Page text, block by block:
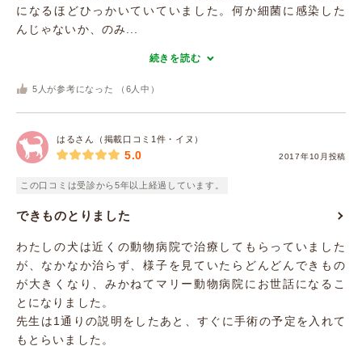
になるほどひっかいていていました。何か細菌に感染した
んじゃないか、のみ...
続きを読む
5 人が参考になった （ 6 人中）
はるさん（掲載口コミ1件・イヌ）
2017年10月投稿
5.0
この口コミは受診から5年以上経過しています。
できものとりました
わたしの犬は近くの動物病院で治療してもらっていました
が、なかなか治らず、様子を見ていたらどんどんできもの
が大きくなり、みかねてマリー動物病院にお世話になるこ
とになりました。
先生は1通りの説明をしたあと、すぐに手術の予定を入れて
もとらいました。